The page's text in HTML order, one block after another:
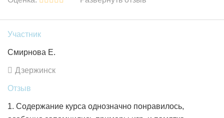
Участник
Смирнова Е.
Дзержинск
Отзыв
1. Содержание курса однозначно понравилось,